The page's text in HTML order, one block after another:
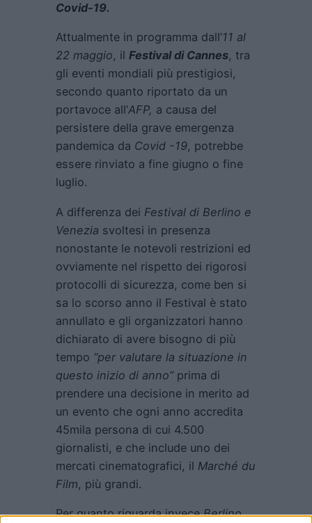
Covid-19.
Attualmente in programma dall’11 al
22 maggio, il Festival di Cannes, tra
gli eventi mondiali più prestigiosi,
secondo quanto riportato da un
portavoce all’AFP, a causa del
persistere della grave emergenza
pandemica da Covid -19, potrebbe
essere rinviato a fine giugno o fine
luglio.
A differenza dei Festival di Berlino e
Venezia svoltesi in presenza
nonostante le notevoli restrizioni ed
ovviamente nel rispetto dei rigorosi
protocolli di sicurezza, come ben si
sa lo scorso anno il Festival è stato
annullato e gli organizzatori hanno
dichiarato di avere bisogno di più
tempo “per valutare la situazione in
questo inizio di anno” prima di
prendere una decisione in merito ad
un evento che ogni anno accredita
45mila persona di cui 4.500
giornalisti, e che include uno dei
mercati cinematografici, il Marché du
Film, più grandi.
Per quanto riguarda inveceBerlino,